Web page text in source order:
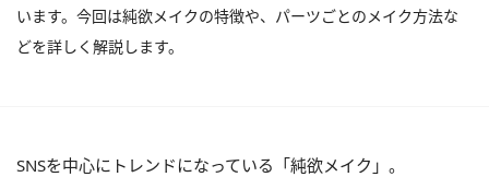
います。今回は純欲メイクの特徴や、パーツごとのメイク方法な
どを詳しく解説します。
SNSを中心にトレンドになっている「純欲メイク」。